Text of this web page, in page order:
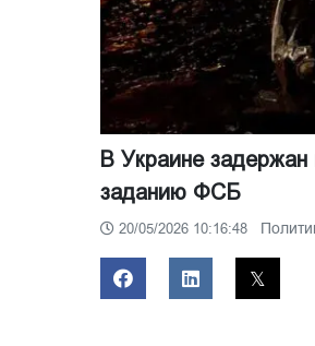
В Украине
заданию ФСБ
20/05/2026 10:16:48